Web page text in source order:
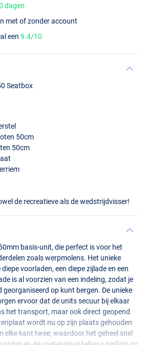
dagen
met of zonder account
een9.4/10
Seatbox
50cm
50cm
de recreatieve als de wedstrijdvisser!
basis-unit, die perfect is voor het
zoals werpmolens. Het unieke
voorladen, een diepe zijlade en een
is al voorzien van een indeling, zodat je
georganiseerd op kunt bergen. De unieke
ervoor dat de units secuur bij elkaar
het transport, maar ook direct geopend
wordt nu op zijn plaats gehouden
elke kant twee, waardoor het geheel snel
en de voetenplaat telkens perfect op